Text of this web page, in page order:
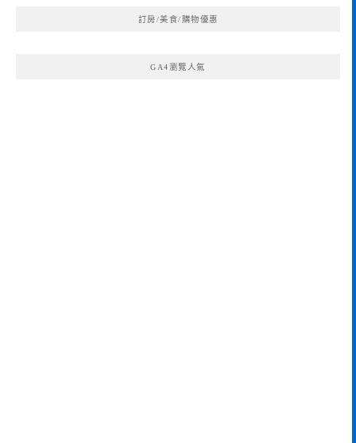
訂房/美食/購物優惠
GA4瀏覽人氣